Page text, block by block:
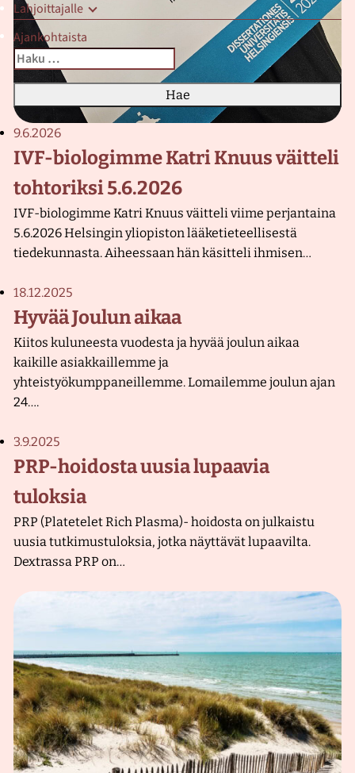
r
a
H
e
e
l
m
ä
l
l
i
s
y
s
k
l
i
n
i
k
a
Lahjoittajalle
Ajankohtaista
Haku:
Kun tuloksia tulee, voit selata niitä nuolinäppäimillä
9.6.2026
IVF-biologimme Katri Knuus väitteli
tohtoriksi 5.6.2026
IVF-biologimme Katri Knuus väitteli viime perjantaina
5.6.2026 Helsingin yliopiston lääketieteellisestä
tiedekunnasta. Aiheessaan hän käsitteli ihmisen…
18.12.2025
Hyvää Joulun aikaa
Kiitos kuluneesta vuodesta ja hyvää joulun aikaa
kaikille asiakkaillemme ja
yhteistyökumppaneillemme. Lomailemme joulun ajan
24….
3.9.2025
PRP-hoidosta uusia lupaavia
tuloksia
PRP (Platetelet Rich Plasma)- hoidosta on julkaistu
uusia tutkimustuloksia, jotka näyttävät lupaavilta.
Dextrassa PRP on…